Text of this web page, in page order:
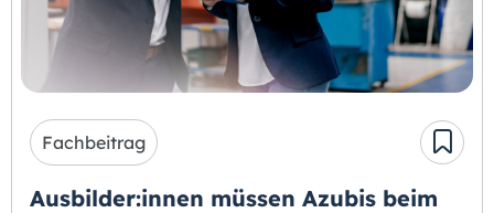
Fachbeitrag
Ausbilder:innen müssen Azubis beim